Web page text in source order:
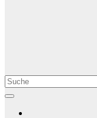
Le Matin
AGENCE DE PRESSE